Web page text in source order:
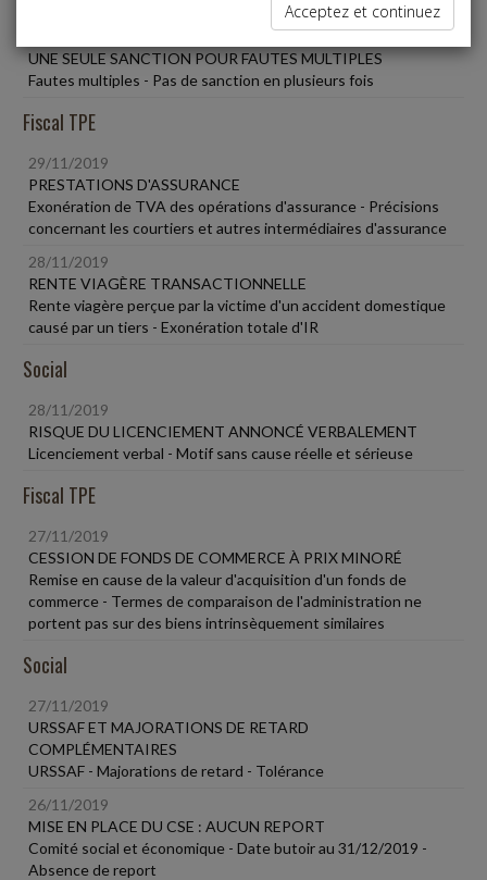
UNE SEULE SANCTION POUR FAUTES MULTIPLES
Fautes multiples - Pas de sanction en plusieurs fois
Fiscal TPE
29/11/2019
PRESTATIONS D'ASSURANCE
Exonération de TVA des opérations d'assurance - Précisions
concernant les courtiers et autres intermédiaires d'assurance
28/11/2019
RENTE VIAGÈRE TRANSACTIONNELLE
Rente viagère perçue par la victime d'un accident domestique
causé par un tiers - Exonération totale d'IR
Social
28/11/2019
RISQUE DU LICENCIEMENT ANNONCÉ VERBALEMENT
Licenciement verbal - Motif sans cause réelle et sérieuse
Fiscal TPE
27/11/2019
CESSION DE FONDS DE COMMERCE À PRIX MINORÉ
Remise en cause de la valeur d'acquisition d'un fonds de
commerce - Termes de comparaison de l'administration ne
portent pas sur des biens intrinsèquement similaires
Social
27/11/2019
URSSAF ET MAJORATIONS DE RETARD
COMPLÉMENTAIRES
URSSAF - Majorations de retard - Tolérance
26/11/2019
MISE EN PLACE DU CSE : AUCUN REPORT
Comité social et économique - Date butoir au 31/12/2019 -
Absence de report
Acceptez et continuez